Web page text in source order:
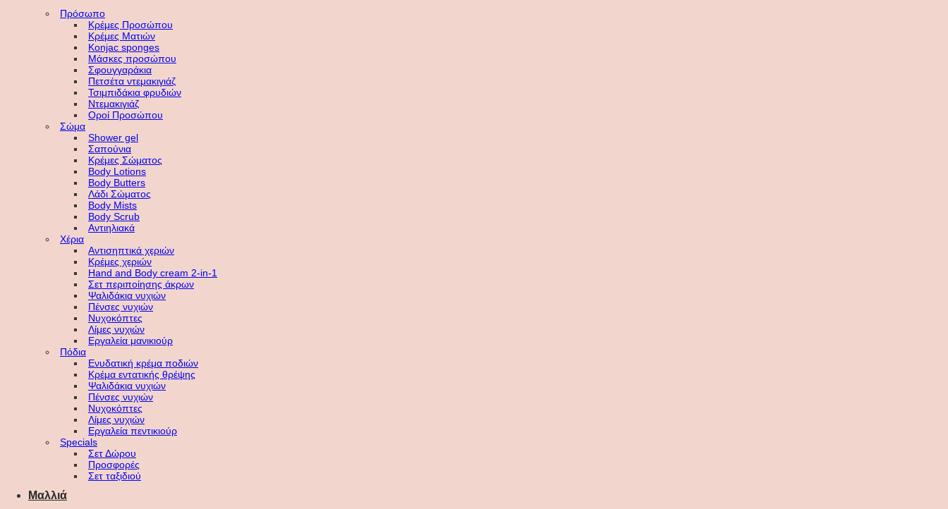
Πρόσωπο
Κρέμες Προσώπου
Κρέμες Ματιών
Konjac sponges
Μάσκες προσώπου
Σφουγγαράκια
Πετσέτα ντεμακιγιάζ
Τσιμπιδάκια φρυδιών
Ντεμακιγιάζ
Οροί Προσώπου
Σώμα
Shower gel
Σαπούνια
Κρέμες Σώματος
Body Lotions
Body Butters
Λάδι Σώματος
Body Mists
Body Scrub
Αντιηλιακά
Χέρια
Αντισηπτικά χεριών
Κρέμες χεριών
Hand and Body cream 2-in-1
Σετ περιποίησης άκρων
Ψαλιδάκια νυχιών
Πένσες νυχιών
Νυχοκόπτες
Λίμες νυχιών
Εργαλεία μανικιούρ
Πόδια
Ενυδατική κρέμα ποδιών
Κρέμα εντατικής θρέψης
Ψαλιδάκια νυχιών
Πένσες νυχιών
Νυχοκόπτες
Λίμες νυχιών
Εργαλεία πεντικιούρ
Specials
Σετ Δώρου
Προσφορές
Σετ ταξιδιού
Μαλλιά